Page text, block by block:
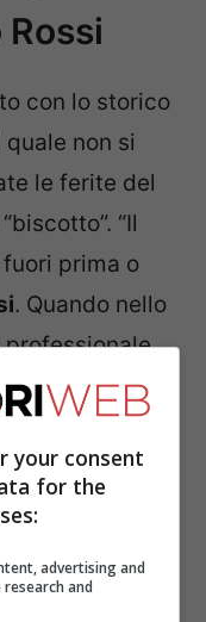
con lo storico
quale non si
le ferite del
“Il
prima o
. Quando nello
gli
tenga”.
consent
for the
advertising and
and